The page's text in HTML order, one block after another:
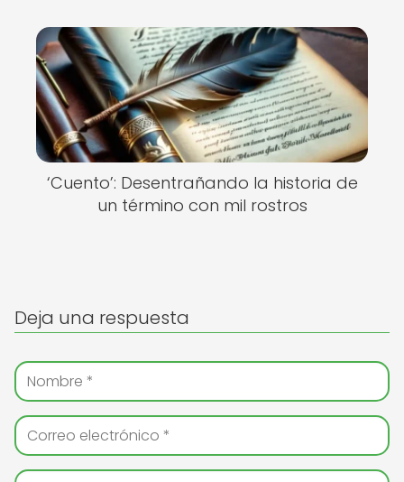
‘Cuento’: Desentrañando la historia de
un término con mil rostros
Deja una respuesta